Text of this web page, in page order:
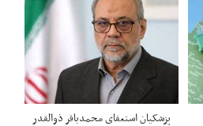
پزشکیان استعفای محمدباقر ذوالقدر